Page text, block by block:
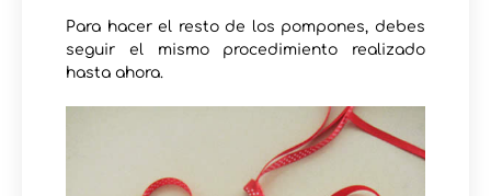
Para hacer el resto de los pompones, debes
seguir el mismo procedimiento realizado
hasta ahora.